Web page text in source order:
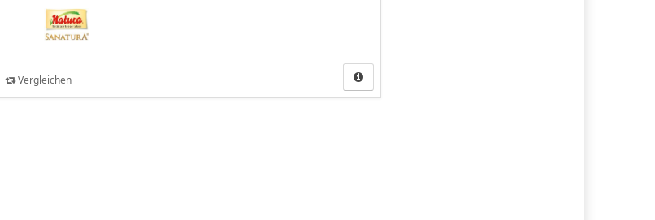
Vergleichen